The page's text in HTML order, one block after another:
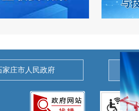
家庄市人民政府